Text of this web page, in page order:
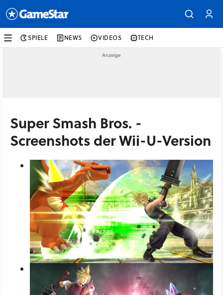
SPIELE NEWS VIDEOS TECH
Super Smash Bros. -
Screenshots der Wii-U-Version